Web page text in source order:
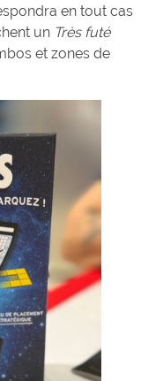
en tout cas
un Très futé
et zones de